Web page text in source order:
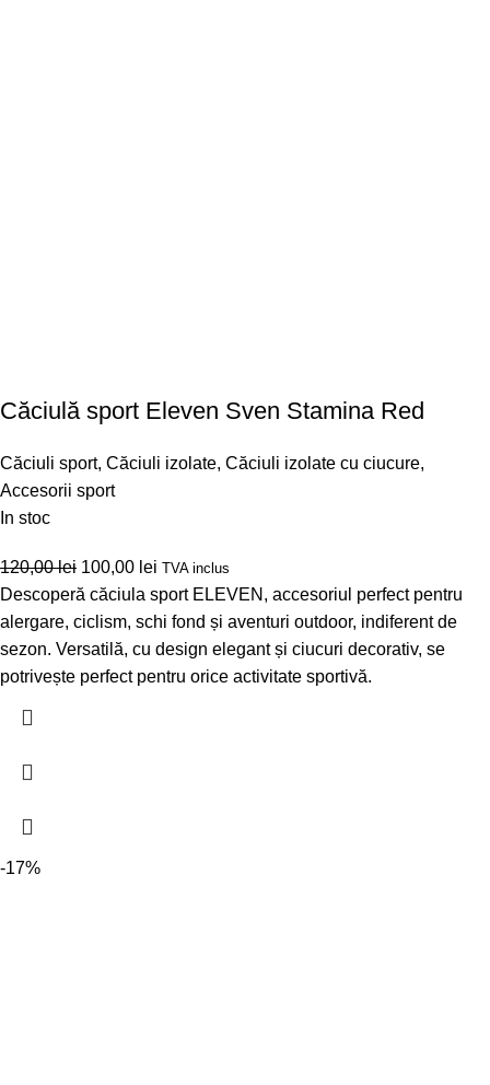
Căciulă sport Eleven Sven Stamina Red
Căciuli sport, Căciuli izolate, Căciuli izolate cu ciucure,
Accesorii sport
In stoc
120,00lei 100,00 lei TVA inclus
Descoperă căciula sport ELEVEN, accesoriul perfect pentru
alergare, ciclism, schi fond și aventuri outdoor, indiferent de
sezon. Versatilă, cu design elegant și ciucuri decorativ, se
potrivește perfect pentru orice activitate sportivă.
-17%